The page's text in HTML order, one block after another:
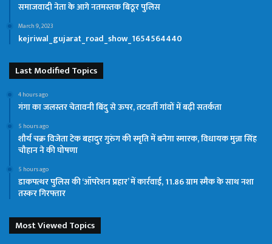
समाजवादी नेता के आगे नतमस्तक बिठूर पुलिस
March 9, 2023
kejriwal_gujarat_road_show_1654564440
Last Modified Topics
4 hours ago
गंगा का जलस्तर चेतावनी बिंदु से ऊपर, तटवर्ती गांवों में बढ़ी सतर्कता
5 hours ago
शौर्य चक्र विजेता टेक बहादुर गुरुंग की स्मृति में बनेगा स्मारक, विधायक मुन्ना सिंह
चौहान ने की घोषणा
5 hours ago
डाकपत्थर पुलिस की ‘ऑपरेशन प्रहार’ में कार्रवाई, 11.86 ग्राम स्मैक के साथ नशा
तस्कर गिरफ्तार
Most Viewed Topics